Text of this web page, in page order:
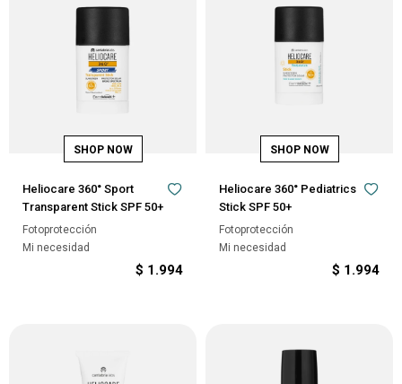
Heliocare 360° Sport
Transparent Stick SPF 50+
Fotoprotección
Mi necesidad
$ 1.994
Heliocare 360° Pediatrics
Stick SPF 50+
Fotoprotección
Mi necesidad
$ 1.994